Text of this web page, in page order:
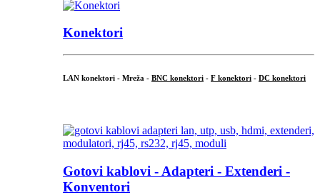
Konektori
LAN konektori - Mreža - BNC konektori - F konektori - DC konektori
Gotovi kablovi - Adapteri - Extenderi -
Konventori